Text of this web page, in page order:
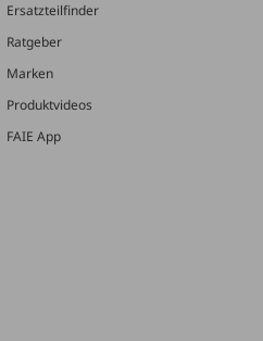
Ersatzteilfinder
Ratgeber
Marken
Produktvideos
FAIE App